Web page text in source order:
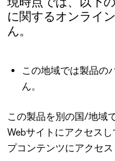
に関するオンライ
ん。
この地域では製品の
ん。
この製品を別の国/地域
Webサイトにアクセス
プコンテンツにアクセス